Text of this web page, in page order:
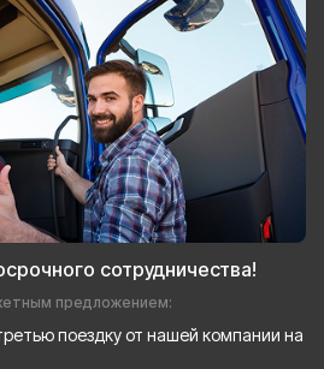
сотрудничества!
предложением:
поездку от нашей компании на